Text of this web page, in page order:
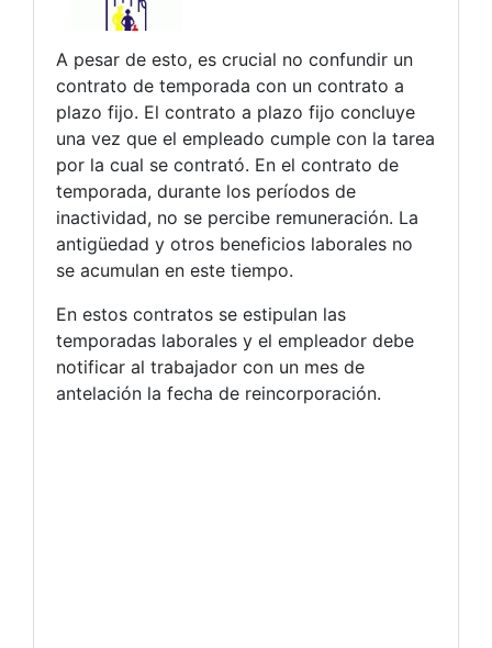
A pesar de esto, es crucial no confundir un
contrato de temporada con un contrato a
plazo fijo. El contrato a plazo fijo concluye
una vez que el empleado cumple con la tarea
por la cual se contrató. En el contrato de
temporada, durante los períodos de
inactividad, no se percibe remuneración. La
antigüedad y otros beneficios laborales no
se acumulan en este tiempo.
En estos contratos se estipulan las
temporadas laborales y el empleador debe
notificar al trabajador con un mes de
antelación la fecha de reincorporación.